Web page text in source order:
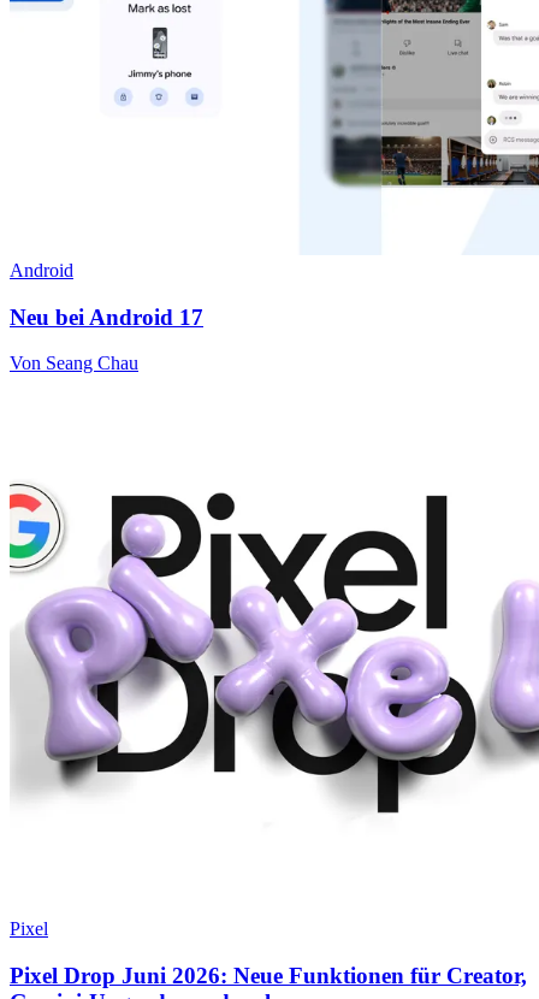
Android
Neu bei Android 17
Von Seang Chau
Pixel
Pixel Drop Juni 2026: Neue Funktionen für Creator,